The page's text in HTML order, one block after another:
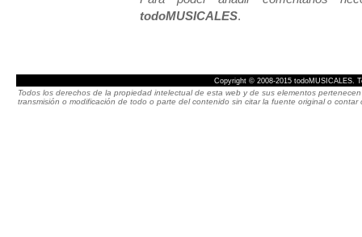
todoMUSICALES.
Copyright © 2008-2015 todoMUSICALES.
Todos los derechos de la propiedad intelectual de esta web y de sus elementos
transmisión o modificación de todo o parte del contenido sin citar la fuente original o